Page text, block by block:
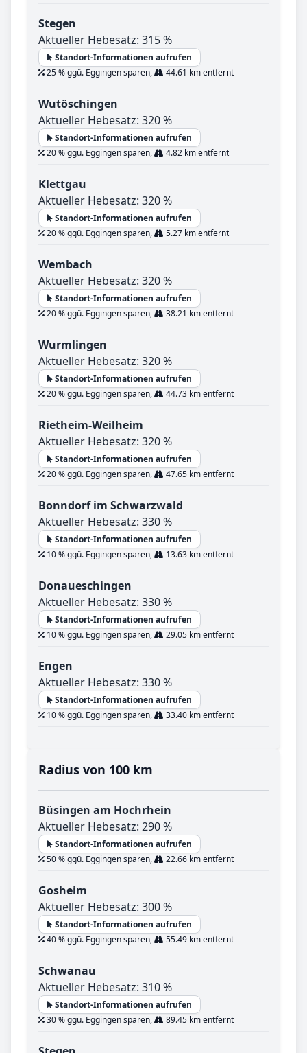
Stegen
Aktueller Hebesatz: 315 %
Standort-Informationen aufrufen
25 % ggü. Eggingen sparen,
44.61 km entfernt
Wutöschingen
Aktueller Hebesatz: 320 %
Standort-Informationen aufrufen
20 % ggü. Eggingen sparen,
4.82 km entfernt
Klettgau
Aktueller Hebesatz: 320 %
Standort-Informationen aufrufen
20 % ggü. Eggingen sparen,
5.27 km entfernt
Wembach
Aktueller Hebesatz: 320 %
Standort-Informationen aufrufen
20 % ggü. Eggingen sparen,
38.21 km entfernt
Wurmlingen
Aktueller Hebesatz: 320 %
Standort-Informationen aufrufen
20 % ggü. Eggingen sparen,
44.73 km entfernt
Rietheim-Weilheim
Aktueller Hebesatz: 320 %
Standort-Informationen aufrufen
20 % ggü. Eggingen sparen,
47.65 km entfernt
Bonndorf im Schwarzwald
Aktueller Hebesatz: 330 %
Standort-Informationen aufrufen
10 % ggü. Eggingen sparen,
13.63 km entfernt
Donaueschingen
Aktueller Hebesatz: 330 %
Standort-Informationen aufrufen
10 % ggü. Eggingen sparen,
29.05 km entfernt
Engen
Aktueller Hebesatz: 330 %
Standort-Informationen aufrufen
10 % ggü. Eggingen sparen,
33.40 km entfernt
Radius von 100 km
Büsingen am Hochrhein
Aktueller Hebesatz: 290 %
Standort-Informationen aufrufen
50 % ggü. Eggingen sparen,
22.66 km entfernt
Gosheim
Aktueller Hebesatz: 300 %
Standort-Informationen aufrufen
40 % ggü. Eggingen sparen,
55.49 km entfernt
Schwanau
Aktueller Hebesatz: 310 %
Standort-Informationen aufrufen
30 % ggü. Eggingen sparen,
89.45 km entfernt